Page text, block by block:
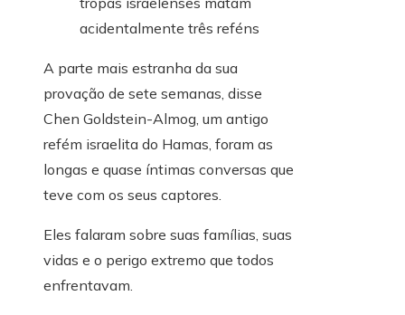
A parte mais estranha da sua
provação de sete semanas, disse
Chen Goldstein-Almog, um antigo
refém israelita do Hamas, foram as
longas e quase íntimas conversas que
teve com os seus captores.
Eles falaram sobre suas famílias, suas
vidas e o perigo extremo que todos
enfrentavam.